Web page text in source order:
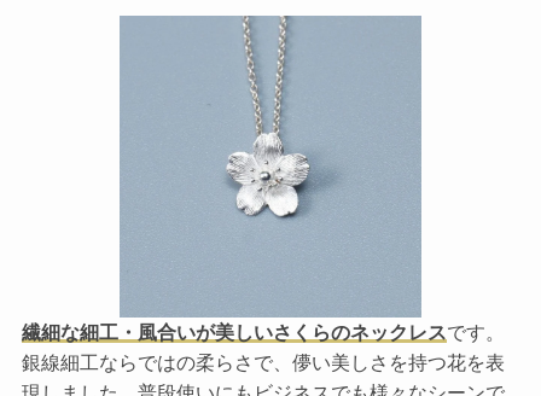
繊細な細工・風合いが美しいさくらのネックレスです。
銀線細工ならではの柔らさで、儚い美しさを持つ花を表